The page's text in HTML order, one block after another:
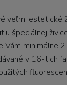
veľmi estetické
špeciálnej
Vám minimálne
v 16-tich